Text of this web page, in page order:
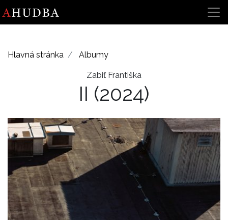
Hlavná stránka Albumy
Zabiť Františka
II (2024)